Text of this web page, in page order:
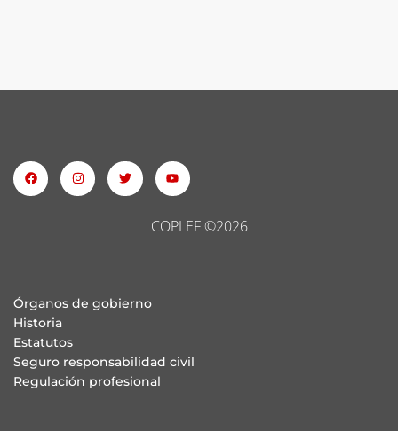
COPLEF ©2026
Órganos de gobierno
Historia
Estatutos
Seguro responsabilidad civil
Regulación profesional